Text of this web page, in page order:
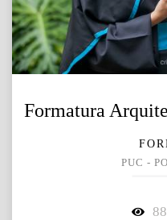
Formatura
PUC -